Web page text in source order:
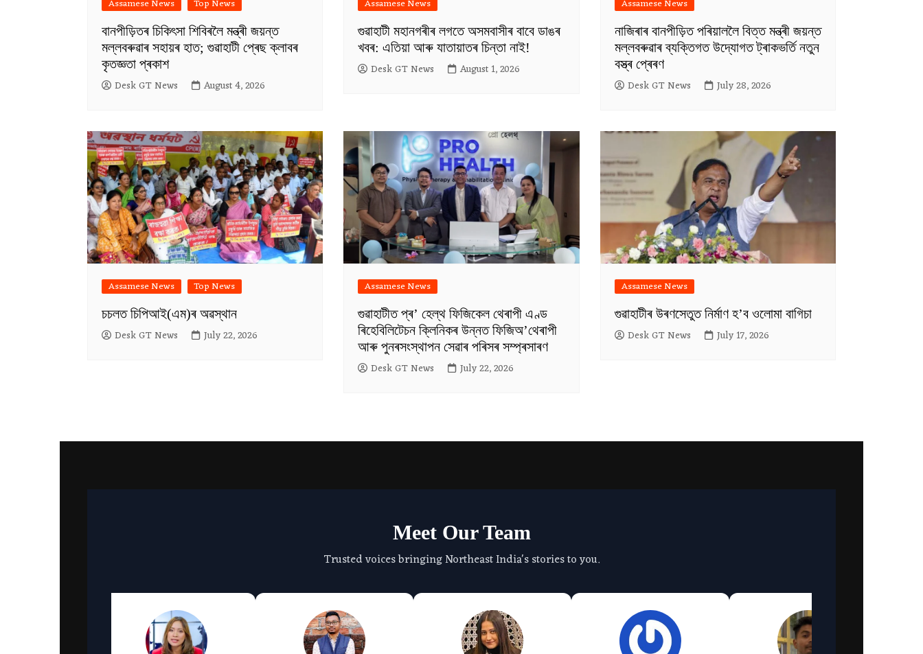
Assamese News Top News
বানপীড়িতৰ চিকিৎসা শিবিৰলৈ মন্ত্ৰী জয়ন্ত
মল্লবৰুৱাৰ সহায়ৰ হাত; গুৱাহাটী প্ৰেছ ক্লাবৰ
কৃতজ্ঞতা প্ৰকাশ
Desk GT News August 4, 2026
Assamese News
গুৱাহাটী মহানগৰীৰ লগতে অসমবাসীৰ বাবে ডাঙৰ
খবৰ: এতিয়া আৰু যাতায়াতৰ চিন্তা নাই!
Desk GT News August 1, 2026
Assamese News
নাজিৰাৰ বানপীড়িত পৰিয়াললৈ বিত্ত মন্ত্ৰী জয়ন্ত
মল্লবৰুৱাৰ ব্যক্তিগত উদ্যোগত ট্ৰাকভৰ্তি নতুন
বস্ত্ৰ প্ৰেৰণ
Desk GT News July 28, 2026
Assamese News Top News
চচলত চিপিআই(এম)ৰ অৱস্থান
Desk GT News July 22, 2026
Assamese News
গুৱাহাটীত প্ৰ’ হেল্থ ফিজিকেল থেৰাপী এণ্ড
ৰিহেবিলিটেচন ক্লিনিকৰ উন্নত ফিজিঅ’থেৰাপী
আৰু পুনৰসংস্থাপন সেৱাৰ পৰিসৰ সম্প্ৰসাৰণ
Desk GT News July 22, 2026
Assamese News
গুৱাহাটীৰ উৰণসেতুত নিৰ্মাণ হ’ব ওলোমা বাগিচা
Desk GT News July 17, 2026
Meet Our Team
Trusted voices bringing Northeast India's stories to you.